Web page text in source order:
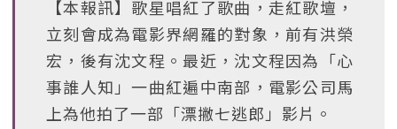
【本報訊】歌星唱紅了歌曲，走紅歌壇，
立刻會成為電影界網羅的對象，前有洪榮
宏，後有沈文程。最近，沈文程因為「心
事誰人知」一曲紅遍中南部，電影公司馬
上為他拍了一部「漂撇七逃郎」影片。